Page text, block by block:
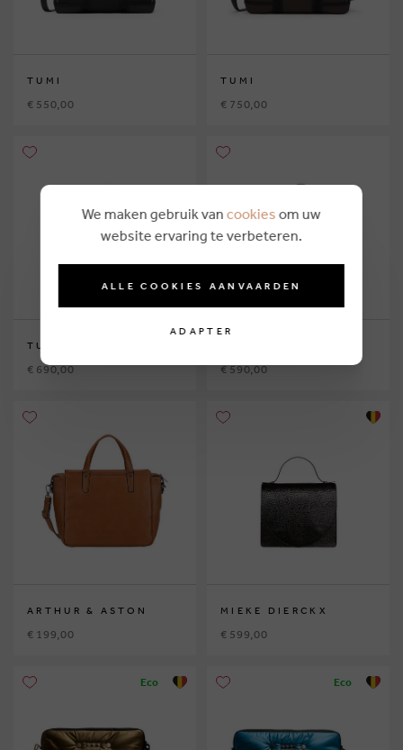
TUMI
€ 550,00
TUMI
€ 750,00
TUMI
€ 690,00 € 590,00
ARTHUR & ASTON
€ 199,00
MIEKE DIERCKX
€ 599,00
Eco Eco
We maken gebruik van cookies om uw
website ervaring te verbeteren.
ALLE COOKIES AANVAARDEN
ADAPTER